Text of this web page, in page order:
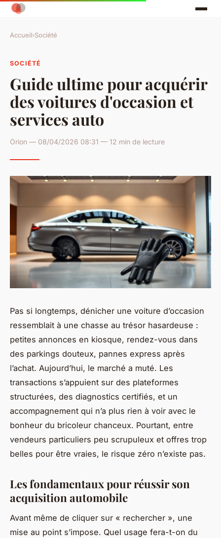
Accueil›Société
SOCIÉTÉ
Guide ultime pour acquérir
des voitures d'occasion et
services auto
Orion — 08/04/2026 08:31 — 12 min de lecture
Pas si longtemps, dénicher une voiture d’occasion
ressemblait à une chasse au trésor hasardeuse :
petites annonces en kiosque, rendez-vous dans
des parkings douteux, pannes express après
l’achat. Aujourd’hui, le marché a muté. Les
transactions s’appuient sur des plateformes
structurées, des diagnostics certifiés, et un
accompagnement qui n’a plus rien à voir avec le
bonheur du bricoleur chanceux. Pourtant, entre
vendeurs particuliers peu scrupuleux et offres trop
belles pour être vraies, le risque zéro n’existe pas.
Les fondamentaux pour réussir son
acquisition automobile
Avant même de cliquer sur « rechercher », une
mise au point s’impose. Quel usage fera-t-on du